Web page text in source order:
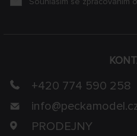
+420 774 590 258
info@
PRODEJNY